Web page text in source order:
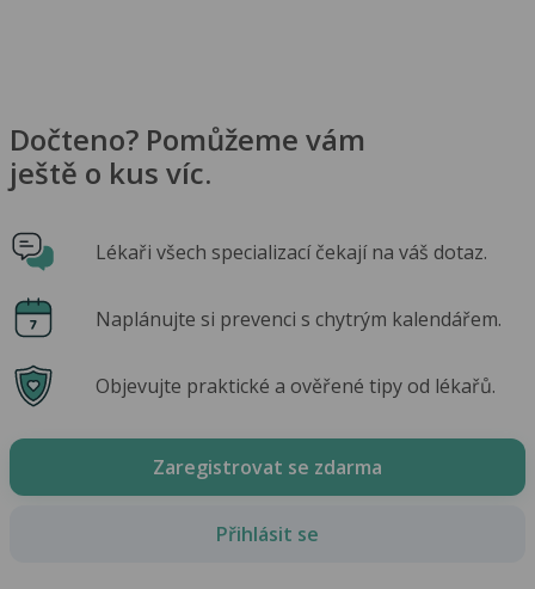
Dočteno? Pomůžeme vám
ještě o kus víc.
Lékaři všech specializací čekají na váš dotaz.
Naplánujte si prevenci s chytrým kalendářem.
Objevujte praktické a ověřené tipy od lékařů.
Zaregistrovat se zdarma
Přihlásit se